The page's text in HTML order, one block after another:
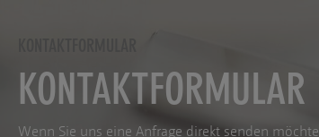
KONTAKTFORMULAR
Wenn Sie uns eine Anfrage direkt senden